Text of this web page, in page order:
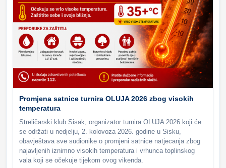
Promjena satnice turnira OLUJA 2026 zbog visokih
temperatura
Streličarski klub Sisak, organizator turnira OLUJA 2026 koji će
se održati u nedjelju, 2. kolovoza 2026. godine u Sisku,
obavještava sve sudionike o promjeni satnice natjecanja zbog
najavljenih iznimno visokih temperatura i vrhunca toplinskog
vala koji se očekuje tijekom ovog vikenda.